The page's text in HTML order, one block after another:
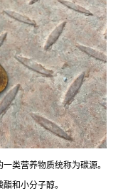
类营养物质统称为碳源。
和小分子醇。